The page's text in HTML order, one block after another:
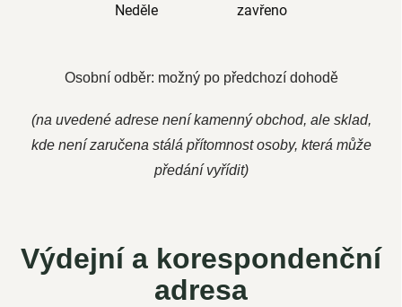
Neděle zavřeno
Osobní odběr: možný po předchozí dohodě
(na uvedené adrese není kamenný obchod, ale sklad,
kde není zaručena stálá přítomnost osoby, která může
předání vyřídit)
Výdejní a korespondenční
adresa